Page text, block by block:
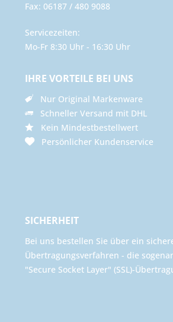
Fax: 06187 / 480 9088
Servicezeiten:
Mo-Fr 8:30 Uhr - 16:30 Uhr
IHRE VORTEILE BEI UNS
Nur Original Markenware
Schneller Versand mit DHL
Kein Mindestbestellwert
Persönlicher Kundenservice
SICHERHEIT
Bei uns bestellen Sie über ein
Übertragungsverfahren - die
"Secure Socket Layer" (SSL)-